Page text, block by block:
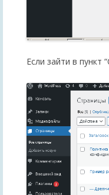
Если зайти в пункт